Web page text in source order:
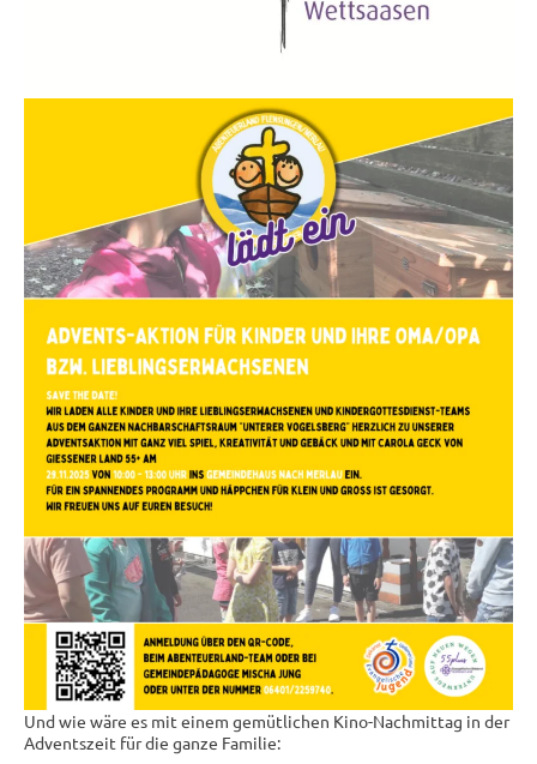
Und wie wäre es mit einem gemütlichen Kino-Nachmittag in der
Adventszeit für die ganze Familie: